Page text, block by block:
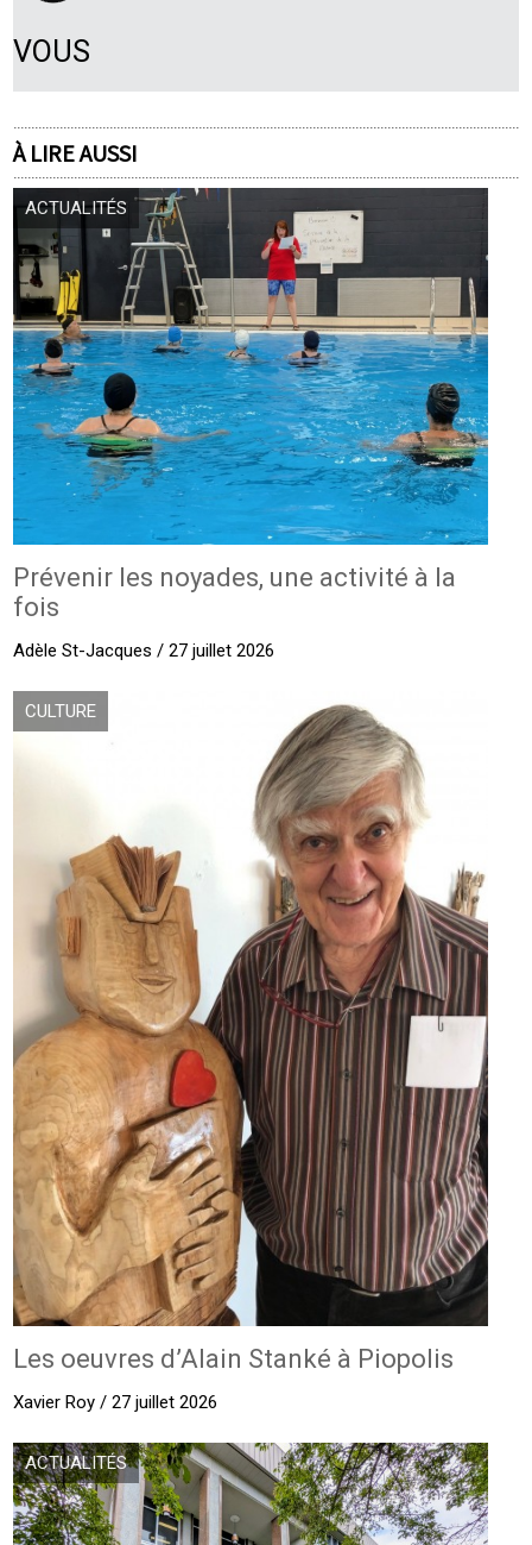
VOUS
À LIRE AUSSI
ACTUALITÉS
Prévenir les noyades, une activité à la
fois
Adèle St-Jacques / 27 juillet 2026
CULTURE
Les oeuvres d’Alain Stanké à Piopolis
Xavier Roy / 27 juillet 2026
ACTUALITÉS